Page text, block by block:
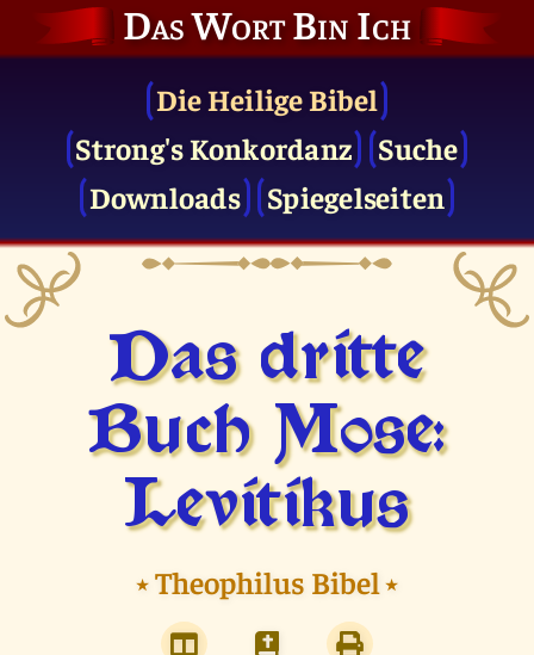
Das Wort Bin Ich
Die Heilige Bibel
Strong's Konkordanz
Suche
Downloads
Spiegelseiten
Das dritte
Buch Mose:
Levitikus
⭑Theophilus Bibel⭑